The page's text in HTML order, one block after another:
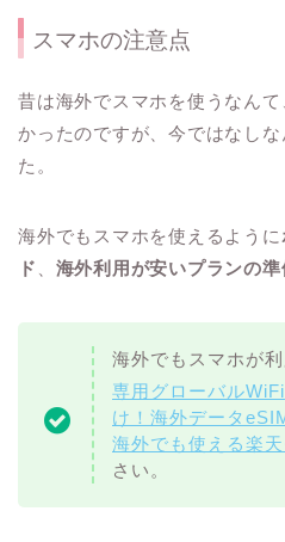
スマホの注意点
昔は海外でスマホを使うなん
かったのですが、今ではなし
た。
海外でもスマホを使えるように
ド
海外利用が安いプランの準
海外でもスマホが利
専用グローバルWiFi
け！海外データ
海外でも使える楽
さい。